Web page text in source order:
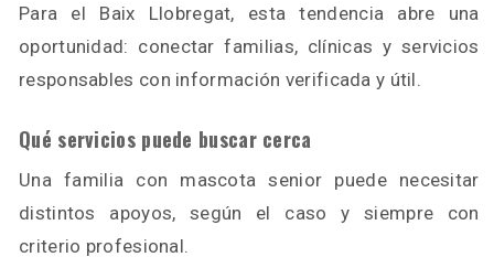
Para el Baix Llobregat, esta tendencia abre una
oportunidad: conectar familias, clínicas y servicios
responsables con información verificada y útil.
Qué servicios puede buscar cerca
Una familia con mascota senior puede necesitar
distintos apoyos, según el caso y siempre con
criterio profesional.